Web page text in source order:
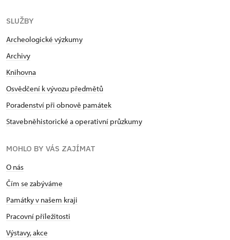
SLUŽBY
Archeologické výzkumy
Archivy
Knihovna
Osvědčení k vývozu předmětů
Poradenství při obnově památek
Stavebněhistorické a operativní průzkumy
MOHLO BY VÁS ZAJÍMAT
O nás
Čím se zabýváme
Památky v našem kraji
Pracovní příležitosti
Výstavy, akce